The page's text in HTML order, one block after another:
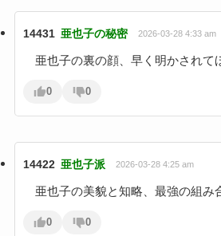
14431 亜也子の秘密 2026-03-28 4:33 am
亜也子の裏の顔、早く明かされて
0 0
14422 亜也子派 2026-03-28 4:25 am
亜也子の美貌と知略、最強の組み
0 0